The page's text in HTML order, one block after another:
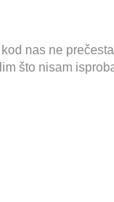
nas ne
što nisam